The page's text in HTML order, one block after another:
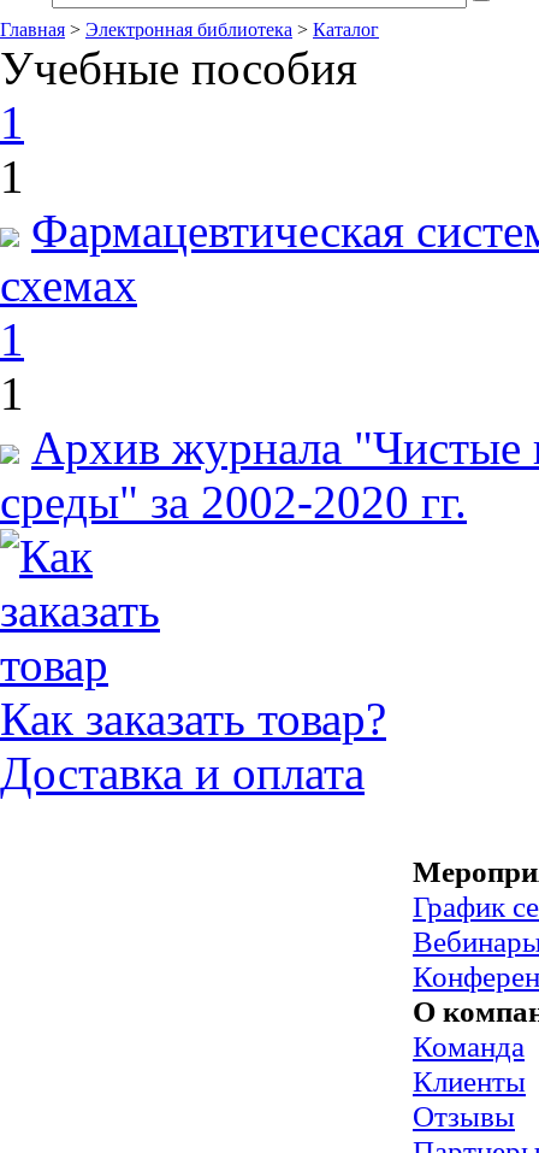
Главная > Электронная библиотека > Каталог
Учебные пособия
1
1
Фармацевтическая
схемах
1
1
Архив журнала "Чистые
среды" за 2002-2020 гг.
Как заказать товар?
Доставка и оплата
График
О
Команда
Клиенты
Отзывы